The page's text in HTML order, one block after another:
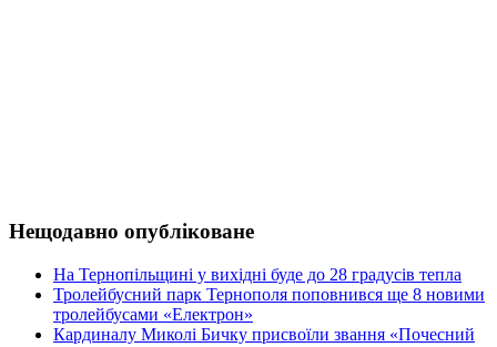
Нещодавно опубліковане
На Тернопільщині у вихідні буде до 28 градусів тепла
Тролейбусний парк Тернополя поповнився ще 8 новими
тролейбусами «Електрон»
Кардиналу Миколі Бичку присвоїли звання «Почесний